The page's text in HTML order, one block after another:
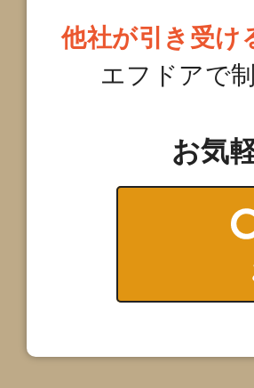
他社が引き受け
エフドアで
お気